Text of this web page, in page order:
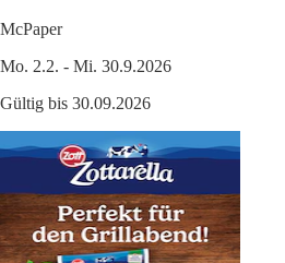
McPaper
Mo. 2.2. - Mi. 30.9.2026
Gültig bis 30.09.2026